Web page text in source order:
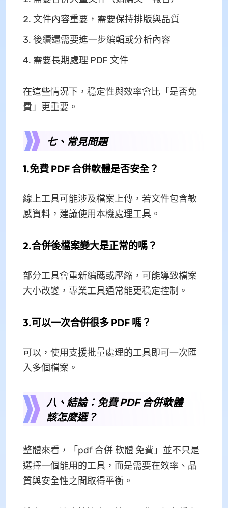
文件內容重要，需要保持排版與品質
後續還需要進一步編輯或分析內容
需要長期處理 PDF 文件
在這些情況下，穩定性與效率會比「是否免
費」更重要。
七、常見問題
1.免費 PDF 合併軟體是否安全？
線上工具可能涉及檔案上傳，若文件包含敏
感資料，建議使用本機處理工具。
2.合併後檔案變大是正常的嗎？
部分工具會重新編碼或壓縮，可能導致檔案
大小改變，專業工具通常能更穩定控制。
3.可以一次合併很多 PDF 嗎？
可以，使用支援批量處理的工具即可一次匯
入多個檔案。
八、結論：免費 PDF 合併軟體
該怎麼選？
整體來看，「pdf 合併 軟體 免費」並不只是
選擇一個能用的工具，而是需要在效率、品
質與安全性之間取得平衡。